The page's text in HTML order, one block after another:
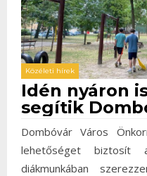
Közéleti hírek
Idén nyáron
segítik
Dombóvár Város
lehetőséget biztosít
diákmunkában